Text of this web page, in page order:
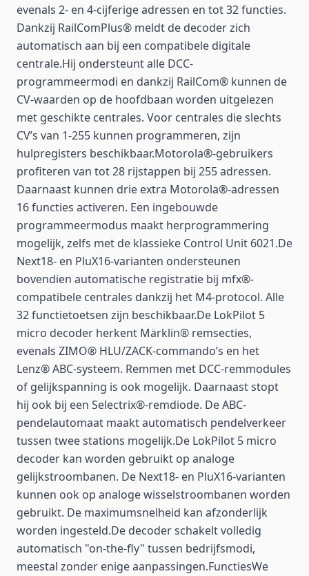
evenals 2- en 4-cijferige adressen en tot 32 functies.
Dankzij RailComPlus® meldt de decoder zich
automatisch aan bij een compatibele digitale
centrale.Hij ondersteunt alle DCC-
programmeermodi en dankzij RailCom® kunnen de
CV-waarden op de hoofdbaan worden uitgelezen
met geschikte centrales. Voor centrales die slechts
CV’s van 1-255 kunnen programmeren, zijn
hulpregisters beschikbaar.Motorola®-gebruikers
profiteren van tot 28 rijstappen bij 255 adressen.
Daarnaast kunnen drie extra Motorola®-adressen
16 functies activeren. Een ingebouwde
programmeermodus maakt herprogrammering
mogelijk, zelfs met de klassieke Control Unit 6021.De
Next18- en PluX16-varianten ondersteunen
bovendien automatische registratie bij mfx®-
compatibele centrales dankzij het M4-protocol. Alle
32 functietoetsen zijn beschikbaar.De LokPilot 5
micro decoder herkent Märklin® remsecties,
evenals ZIMO® HLU/ZACK-commando’s en het
Lenz® ABC-systeem. Remmen met DCC-remmodules
of gelijkspanning is ook mogelijk. Daarnaast stopt
hij ook bij een Selectrix®-remdiode. De ABC-
pendelautomaat maakt automatisch pendelverkeer
tussen twee stations mogelijk.De LokPilot 5 micro
decoder kan worden gebruikt op analoge
gelijkstroombanen. De Next18- en PluX16-varianten
kunnen ook op analoge wisselstroombanen worden
gebruikt. De maximumsnelheid kan afzonderlijk
worden ingesteld.De decoder schakelt volledig
automatisch "on-the-fly" tussen bedrijfsmodi,
meestal zonder enige aanpassingen.FunctiesWe